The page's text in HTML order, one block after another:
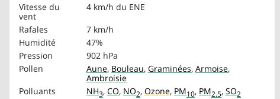
Vitesse du
vent
4 km/h du ENE
Rafales
7 km/h
Humidité
47%
Pression
902 hPa
Pollen
Aune, Bouleau, Graminées, Armoise,
Ambroisie
Polluants
NH3, CO, NO2, Ozone, PM10, PM2.5, SO2